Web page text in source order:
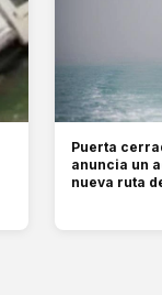
Puerta
anuncia un
nueva ruta